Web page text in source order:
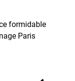
formidable
Paris